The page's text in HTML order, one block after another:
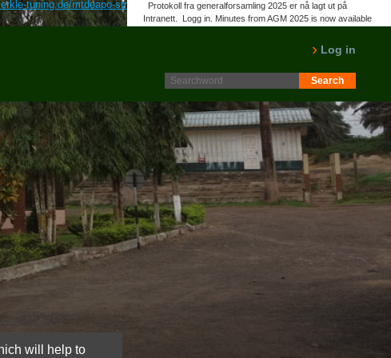
tuning.de/mtdeapo-strattera-ersatz-rezeptfrei-österreich.html
albenza zentel
Log in
Protokoll fra generalforsamling 2025 er nå lagt ut på
Intranett. Logg in. Minutes from AGM 2025 is now available
will help to